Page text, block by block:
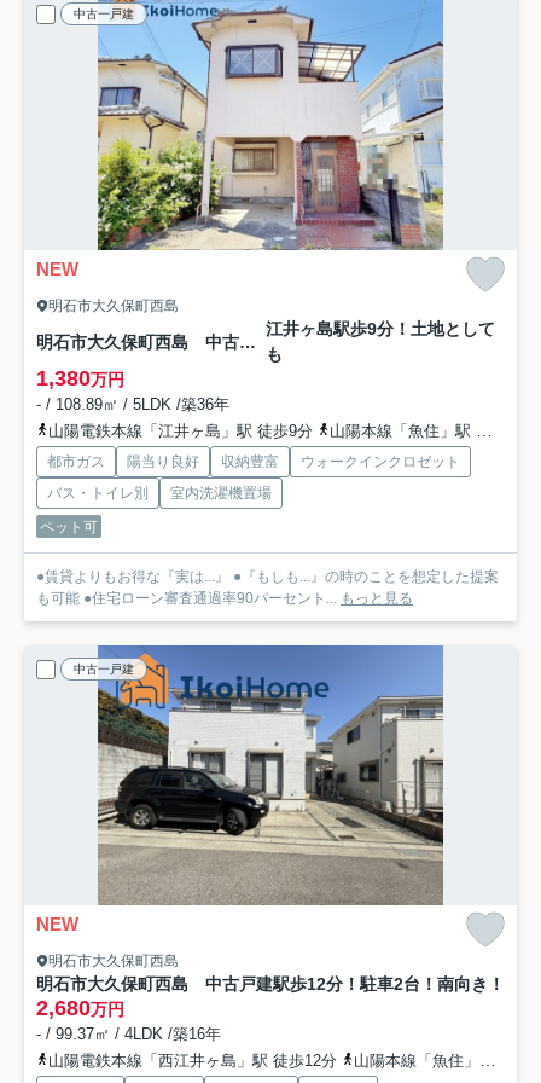
中古一戸建
NEW
明石市大久保町西島
明石市大久保町西島 中古戸建
江井ヶ島駅歩9分！土地として
も
1,380万円
- / 108.89㎡ / 5LDK /築36年
山陽電鉄本線「江井ヶ島」駅 徒歩9分
山陽本線「魚住」駅 徒歩30分
都市ガス 陽当り良好 収納豊富
ウォークインクロゼット
バス・トイレ別
室内洗濯機置場
ペット可
●賃貸よりもお得な『実は...』 ●『もしも...』の時のことを想定した提案
も可能 ●住宅ローン審査通過率90パーセント... もっと見る
中古一戸建
NEW
明石市大久保町西島
明石市大久保町西島 中古戸建駅歩12分！駐車2台！南向き！
2,680万円
- / 99.37㎡ / 4LDK /築16年
山陽電鉄本線「西江井ヶ島」駅 徒歩12分
山陽本線「魚住」駅 徒歩32分